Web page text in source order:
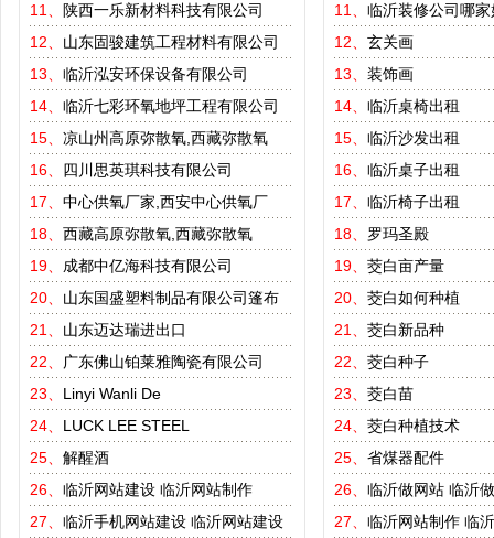
11、
陕西一乐新材料科技有限公司
12、 山东固骏建筑工程材料有限公司
13、 临沂泓安环保设备有限公司
14、 临沂七彩环氧地坪工程有限公司
15、 凉山州高原弥散氧,西藏弥散氧
16、 四川思英琪科技有限公司
17、 中心供氧厂家,西安中心供氧厂
18、 西藏高原弥散氧,西藏弥散氧
19、 成都中亿海科技有限公司
20、 山东国盛塑料制品有限公司篷布
21、 山东迈达瑞进出口
22、
广东佛山铂莱雅陶瓷有限公司
23、 Linyi Wanli De
24、 LUCK LEE STEEL
25、 解醒酒
26、 临沂网站建设 临沂网站制作
27、 临沂手机网站建设 临沂网站建设
11、 临沂装修公司哪家
12、 玄关画
13、 装饰画
14、 临沂桌椅出租
15、 临沂沙发出租
16、 临沂桌子出租
17、 临沂椅子出租
18、 罗玛圣殿
19、 茭白亩产量
20、 茭白如何种植
21、 茭白新品种
22、 茭白种子
23、 茭白苗
24、 茭白种植技术
25、 省煤器配件
26、 临沂做网站 临沂
27、 临沂网站制作 临